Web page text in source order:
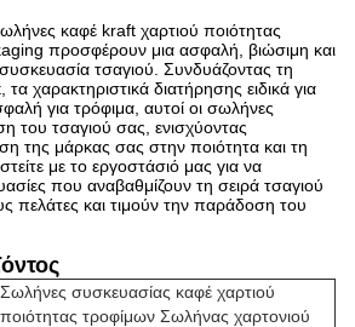
καφέ kraft χαρτιού ποιότητας
προσφέρουν μια ασφαλή, βιώσιμη και
τσαγιού. Συνδυάζοντας τη
χαρακτηριστικά διατήρησης ειδικά για
για τρόφιμα, αυτοί οι σωλήνες
του τσαγιού σας, ενισχύοντας
της μάρκας σας στην ποιότητα και τη
με το εργοστάσιό μας για να
που αναβαθμίζουν τη σειρά τσαγιού
πελάτες και τιμούν την παράδοση του
Σωλήνες συσκευασίας καφέ χαρτιού
ποιότητας τροφίμων Σωλήνας χαρτονιού